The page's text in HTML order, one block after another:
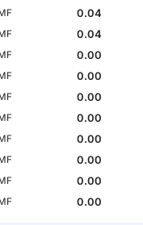
0.04
0.04
0.00
0.00
0.00
0.00
0.00
0.00
0.00
0.00